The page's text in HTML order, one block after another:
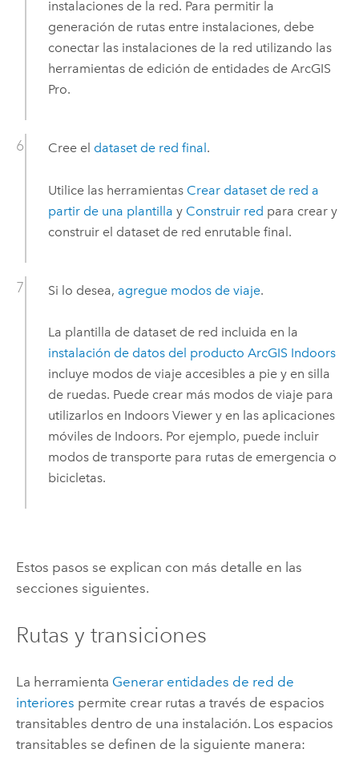
instalaciones de la red. Para permitir la
generación de rutas entre instalaciones, debe
conectar las instalaciones de la red utilizando las
herramientas de edición de entidades de ArcGIS
Pro.
Cree el dataset de red final .
Utilice las herramientas Crear dataset de red a
partir de una plantilla y Construir red para crear y
construir el dataset de red enrutable final.
Si lo desea, agregue modos de viaje.
La plantilla de dataset de red incluida en la
instalación de datos del producto ArcGIS Indoors
incluye modos de viaje accesibles a pie y en silla
de ruedas. Puede crear más modos de viaje para
utilizarlos en Indoors Viewery en las aplicaciones
móviles de Indoors. Por ejemplo, puede incluir
modos de transporte para rutas de emergencia o
bicicletas.
Estos pasos se explican con más detalle en las
secciones siguientes.
Rutas y transiciones
La herramienta Generar entidades de red de
interiores permite crear rutas a través de espacios
transitables dentro de una instalación. Los espacios
transitables se definen de la siguiente manera: